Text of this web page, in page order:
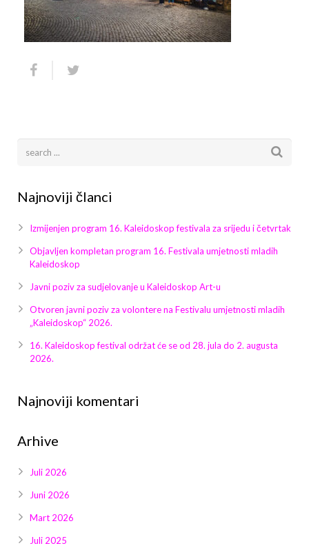
Video 2011
Video 2015
Video 2018
Galerija 2010
Galerija 2014
Galerija 2017
Galerija 2018
Galerija 2019
Galerija 2022
Galerija 2024
Galerija 2025
Arhiva
Najnoviji članci
Izmijenjen program 16. Kaleidoskop festivala za srijedu i četvrtak
Objavljen kompletan program 16. Festivala umjetnosti mladih
Kaleidoskop
Javni poziv za sudjelovanje u Kaleidoskop Art-u
Otvoren javni poziv za volontere na Festivalu umjetnosti mladih
„Kaleidoskop“ 2026.
16. Kaleidoskop festival održat će se od 28. jula do 2. augusta
2026.
Najnoviji komentari
Arhive
Juli 2026
Juni 2026
Mart 2026
Juli 2025